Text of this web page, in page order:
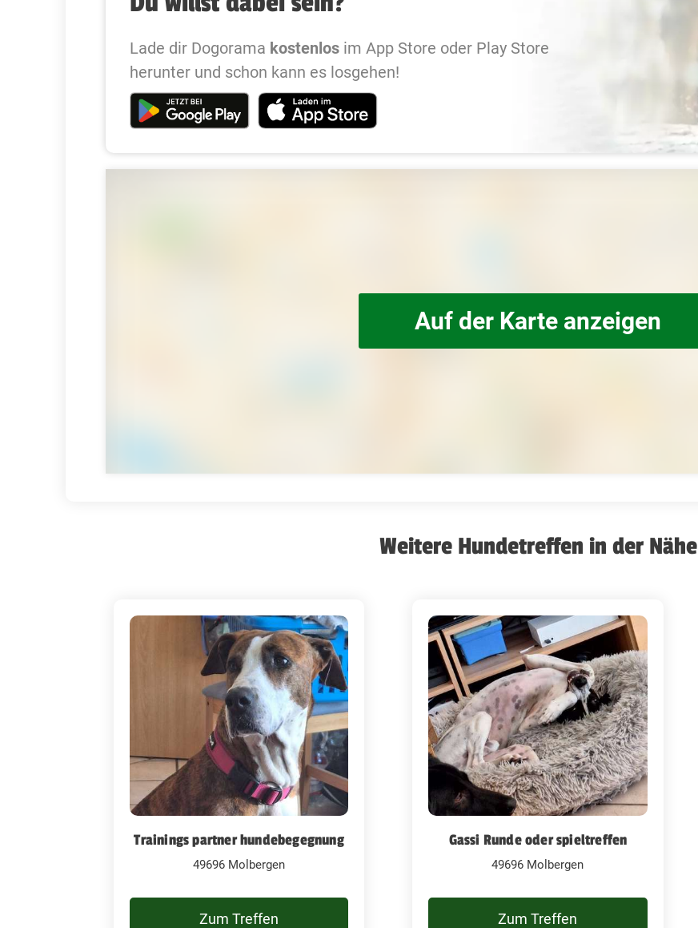
Lade dir Dogorama kostenlos im App Store oder Play Store
herunter und schon kann es losgehen!
Auf der Karte anzeigen
Weitere Hundetreffen in der Nähe
Trainings partner hundebegegnung
49696 Molbergen
Zum Treffen
Gassi Runde oder spieltreffen
49696 Molbergen
Zum Treffen